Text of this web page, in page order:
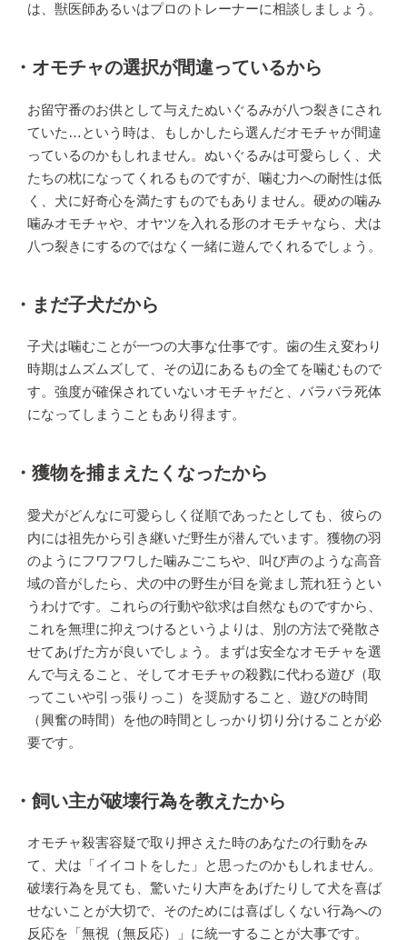
は、獣医師あるいはプロのトレーナーに相談しましょう。
・オモチャの選択が間違っているから
お留守番のお供として与えたぬいぐるみが八つ裂きにされ
ていた…という時は、もしかしたら選んだオモチャが間違
っているのかもしれません。ぬいぐるみは可愛らしく、犬
たちの枕になってくれるものですが、噛む力への耐性は低
く、犬に好奇心を満たすものでもありません。硬めの噛み
噛みオモチャや、オヤツを入れる形のオモチャなら、犬は
八つ裂きにするのではなく一緒に遊んでくれるでしょう。
・まだ子犬だから
子犬は噛むことが一つの大事な仕事です。歯の生え変わり
時期はムズムズして、その辺にあるもの全てを噛むもので
す。強度が確保されていないオモチャだと、バラバラ死体
になってしまうこともあり得ます。
・獲物を捕まえたくなったから
愛犬がどんなに可愛らしく従順であったとしても、彼らの
内には祖先から引き継いだ野生が潜んでいます。獲物の羽
のようにフワフワした噛みごこちや、叫び声のような高音
域の音がしたら、犬の中の野生が目を覚まし荒れ狂うとい
うわけです。これらの行動や欲求は自然なものですから、
これを無理に抑えつけるというよりは、別の方法で発散さ
せてあげた方が良いでしょう。まずは安全なオモチャを選
んで与えること、そしてオモチャの殺戮に代わる遊び（取
ってこいや引っ張りっこ）を奨励すること、遊びの時間
（興奮の時間）を他の時間としっかり切り分けることが必
要です。
・飼い主が破壊行為を教えたから
オモチャ殺害容疑で取り押さえた時のあなたの行動をみ
て、犬は「イイコトをした」と思ったのかもしれません。
破壊行為を見ても、驚いたり大声をあげたりして犬を喜ば
せないことが大切で、そのためには喜ばしくない行為への
反応を「無視（無反応）」に統一することが大事です。